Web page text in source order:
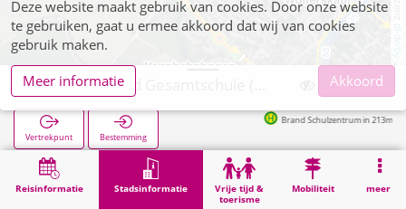
dl-de/by-2-0
Reisinformatie Stadsinformatie
Vrije tijd &
toerisme
Mobiliteit meer
Vertrekpunt Bestemming
Brand Schulzentrum in 213m
Stadsinformatie Opleiding Aachen, Brand Gesamtschule (POI)
Deze website maakt gebruik van cookies. Door onze website
te gebruiken, gaat u ermee akkoord dat wij van cookies
gebruik maken.
Meer informatie
Akkoord